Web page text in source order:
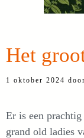
Het
1 oktober 2024 door
Er is een
grand old ladies